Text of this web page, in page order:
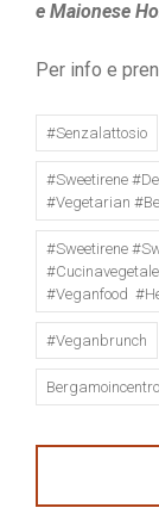
e Maionese
Per info e
#senzalattosio
#sweetirene
#vegetarian
#sweetirene
#veganfood
#veganbrunch
Bergamoincentro